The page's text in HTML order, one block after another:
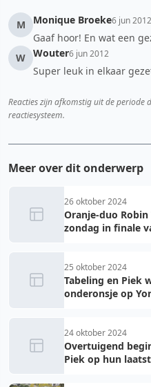
M Monique Broeke6 jun 2012
Gaaf hoor! En wat een
W Wouter6 jun 2012
Super leuk in elkaar
Reacties zijn afkomstig uit de
reactiesysteem.
Meer over dit onderwerp
26 oktober 2024
Oranje-duo Robin
zondag in finale
25 oktober 2024
Tabeling en Piek
onderonsje op
24 oktober 2024
Overtuigend
Piek op hun